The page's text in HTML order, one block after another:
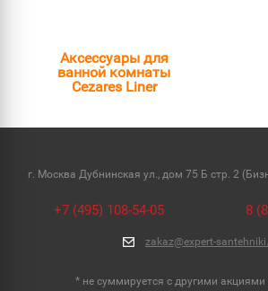
Аксессуары для
ванной комнаты
Cezares Liner
г. Москва Дубнинская ул., дом 75 Б стр. 2
+7 (495) 108-54-05 8
zakaz@expert-
* не суммируется с другими акциями